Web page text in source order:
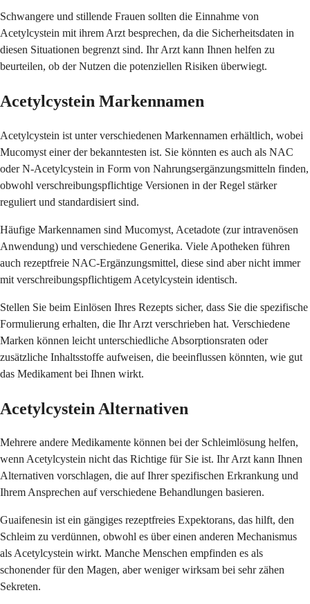
Schwangere und stillende Frauen sollten die Einnahme von
Acetylcystein mit ihrem Arzt besprechen, da die Sicherheitsdaten in
diesen Situationen begrenzt sind. Ihr Arzt kann Ihnen helfen zu
beurteilen, ob der Nutzen die potenziellen Risiken überwiegt.
Acetylcystein Markennamen
Acetylcystein ist unter verschiedenen Markennamen erhältlich, wobei
Mucomyst einer der bekanntesten ist. Sie könnten es auch als NAC
oder N-Acetylcystein in Form von Nahrungsergänzungsmitteln finden,
obwohl verschreibungspflichtige Versionen in der Regel stärker
reguliert und standardisiert sind.
Häufige Markennamen sind Mucomyst, Acetadote (zur intravenösen
Anwendung) und verschiedene Generika. Viele Apotheken führen
auch rezeptfreie NAC-Ergänzungsmittel, diese sind aber nicht immer
mit verschreibungspflichtigem Acetylcystein identisch.
Stellen Sie beim Einlösen Ihres Rezepts sicher, dass Sie die spezifische
Formulierung erhalten, die Ihr Arzt verschrieben hat. Verschiedene
Marken können leicht unterschiedliche Absorptionsraten oder
zusätzliche Inhaltsstoffe aufweisen, die beeinflussen könnten, wie gut
das Medikament bei Ihnen wirkt.
Acetylcystein Alternativen
Mehrere andere Medikamente können bei der Schleimlösung helfen,
wenn Acetylcystein nicht das Richtige für Sie ist. Ihr Arzt kann Ihnen
Alternativen vorschlagen, die auf Ihrer spezifischen Erkrankung und
Ihrem Ansprechen auf verschiedene Behandlungen basieren.
Guaifenesin ist ein gängiges rezeptfreies Expektorans, das hilft, den
Schleim zu verdünnen, obwohl es über einen anderen Mechanismus
als Acetylcystein wirkt. Manche Menschen empfinden es als
schonender für den Magen, aber weniger wirksam bei sehr zähen
Sekreten.